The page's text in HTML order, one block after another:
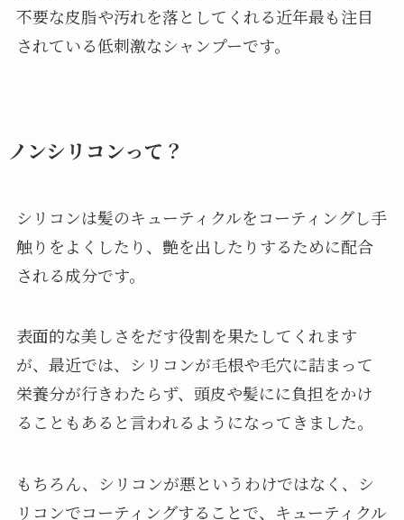
不要な皮脂や汚れを落としてくれる近年最も注目
されている低刺激なシャンプーです。
ノンシリコンって？
シリコンは髪のキューティクルをコーティングし手
触りをよくしたり、艶を出したりするために配合
される成分です。
表面的な美しさをだす役割を果たしてくれます
が、最近では、シリコンが毛根や毛穴に詰まって
栄養分が行きわたらず、頭皮や髪にに負担をかけ
ることもあると言われるようになってきました。
もちろん、シリコンが悪というわけではなく、シ
リコンでコーティングすることで、キューティクル